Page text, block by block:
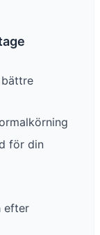
för din
efter